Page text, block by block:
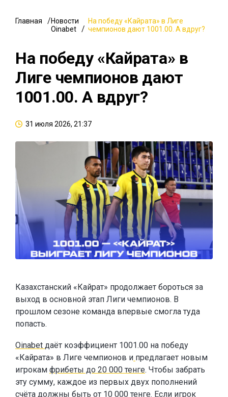
Главная
Новости
Oinabet
На победу «Кайрата» в Лиге
чемпионов дают 1001.00. А вдруг?
На победу «Кайрата» в
Лиге чемпионов дают
1001.00. А вдруг?
31 июля 2026, 21:37
Казахстанский «Кайрат» продолжает бороться за
выход в основной этап Лиги чемпионов. В
прошлом сезоне команда впервые смогла туда
попасть.
Oinabet даёт коэффициент 1001.00 на победу
«Кайрата» в Лиге чемпионов и предлагает новым
игрокам фрибеты до 20 000 тенге. Чтобы забрать
эту сумму, каждое из первых двух пополнений
счёта должны быть от 10 000 тенге. Если игрок